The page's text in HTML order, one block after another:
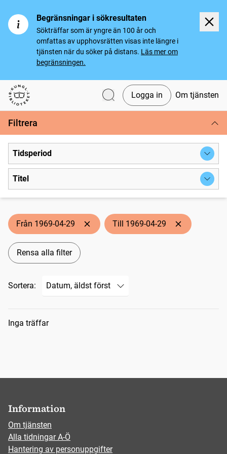
Begränsningar i sökresultaten
Sökträffar som är yngre än 100 år och
omfattas av upphovsrätten visas inte längre i
tjänsten när du söker på distans. Läs mer om
begränsningen.
Svenska tidningar
Logga in Om tjänsten
Filtrera
Tidsperiod
Titel
Från 1969-04-29 Till 1969-04-29
Rensa alla filter
Sortera:
Sökresultat
Inga träffar
Information
Om tjänsten
Alla tidningar A-Ö
Hantering av personuppgifter